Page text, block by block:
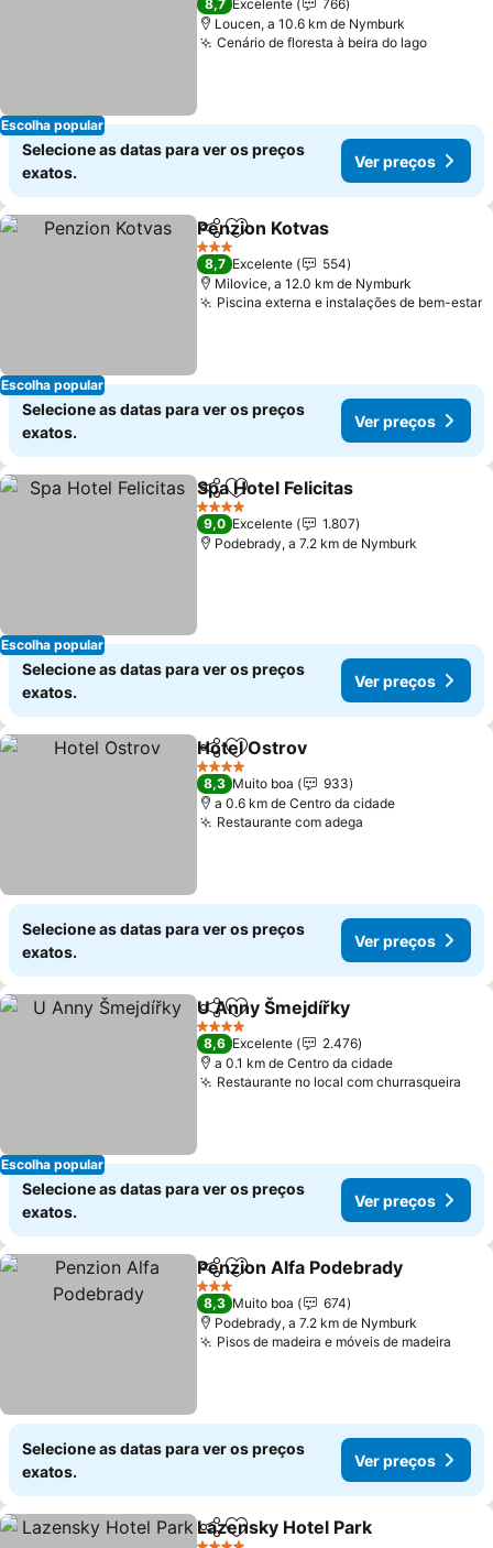
Escolha popular
8,7 Excelente
766
Loucen, a 10.6 km de Nymburk
Cenário de floresta à beira do lagoVer
Selecione as datas para ver os preços
exatos.
Ver preços
Escolha popular
PartilharAdicionar aos favoritos
Penzion Kotvas
3 Estrelas
8,7 Excelente
554
Milovice, a 12.0 km de Nymburk
Piscina externa e instalações de bem-estar
Selecione as datas para ver os preços
exatos.
Ver preços
Escolha popular
PartilharAdicionar aos favoritos
Spa Hotel Felicitas
4 Estrelas
9,0 Excelente
1.807
Podebrady, a 7.2 km de Nymburk
Selecione as datas para ver os preços
exatos.
Ver preços
PartilharAdicionar aos favoritos
Hotel Ostrov
4 Estrelas
8,3 Muito boa
933
a 0.6 km de Centro da cidade
Restaurante com adega
Selecione as datas para ver os preços
exatos.
Ver preços
Escolha popular
PartilharAdicionar aos favoritos
U Anny Šmejdířky
4 Estrelas
8,6 Excelente
2.476
a 0.1 km de Centro da cidade
Restaurante no local com churrasqueira
Selecione as datas para ver os preços
exatos.
Ver preços
PartilharAdicionar aos favoritos
Penzion Alfa Podebrady
3 Estrelas
8,3 Muito boa
674
Podebrady, a 7.2 km de Nymburk
Pisos de madeira e móveis de madeira
Selecione as datas para ver os preços
exatos.
Ver preços
PartilharAdicionar aos favoritos
Lazensky Hotel Park